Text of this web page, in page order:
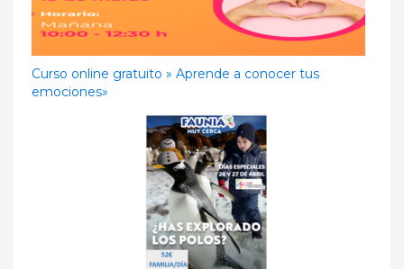
Curso online gratuito » Aprende a conocer tus
emociones»